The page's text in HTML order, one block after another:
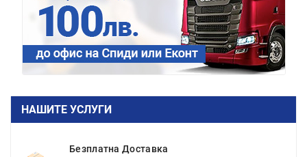
НАШИТЕ УСЛУГИ
Безплатна Доставка